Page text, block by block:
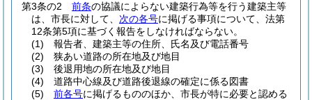
第3条の2
前条の協議によらない建築行為等を行う建築主等
は、市長に対して、 次の各号に掲げる事項について、法第
12条第5項に基づく報告をしなければならない。
(1)
報告者、建築主等の住所、氏名及び電話番号
(2)
狭あい道路の所在地及び地目
(3)
後退用地の所在地及び地目
(4)
道路中心線及び道路後退線の確定に係る図書
(5)
前各号に掲げるもののほか、市長が特に必要と認める